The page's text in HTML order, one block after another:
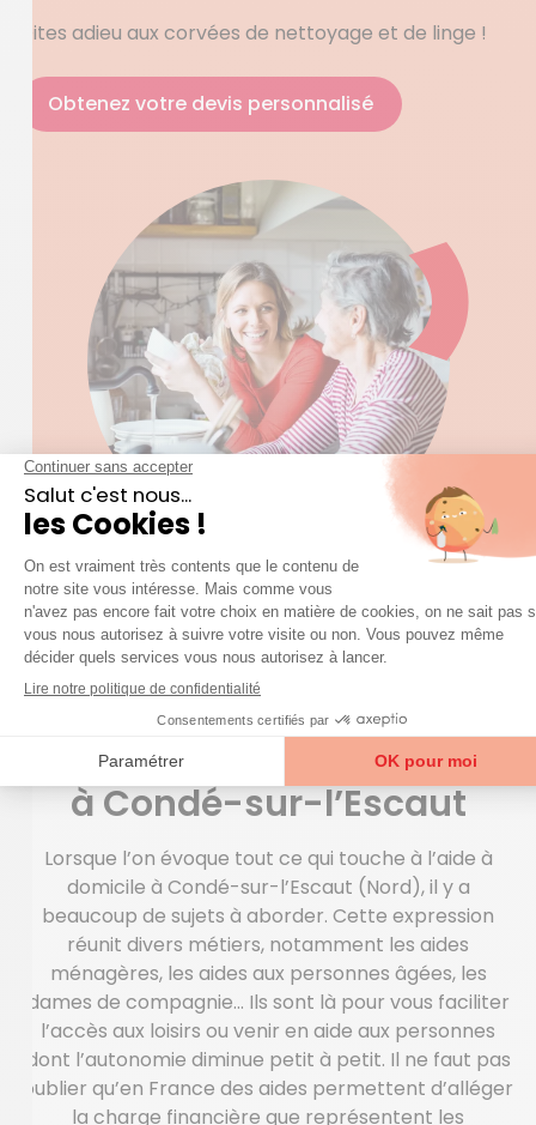
Dites adieu aux corvées de nettoyage et de linge !
Obtenez votre devis personnalisé
LE MÉNAGE ET L’ENTRETIEN DE VOTRE
DOMICILE
Services d’aide à domicile
à Condé-sur-l’Escaut
Lorsque l’on évoque tout ce qui touche à l’aide à
domicile à Condé-sur-l’Escaut (Nord), il y a
beaucoup de sujets à aborder. Cette expression
réunit divers métiers, notamment les aides
ménagères, les aides aux personnes âgées, les
dames de compagnie… Ils sont là pour vous faciliter
l’accès aux loisirs ou venir en aide aux personnes
dont l’autonomie diminue petit à petit. Il ne faut pas
oublier qu’en France des aides permettent d’alléger
la charge financière que représentent les